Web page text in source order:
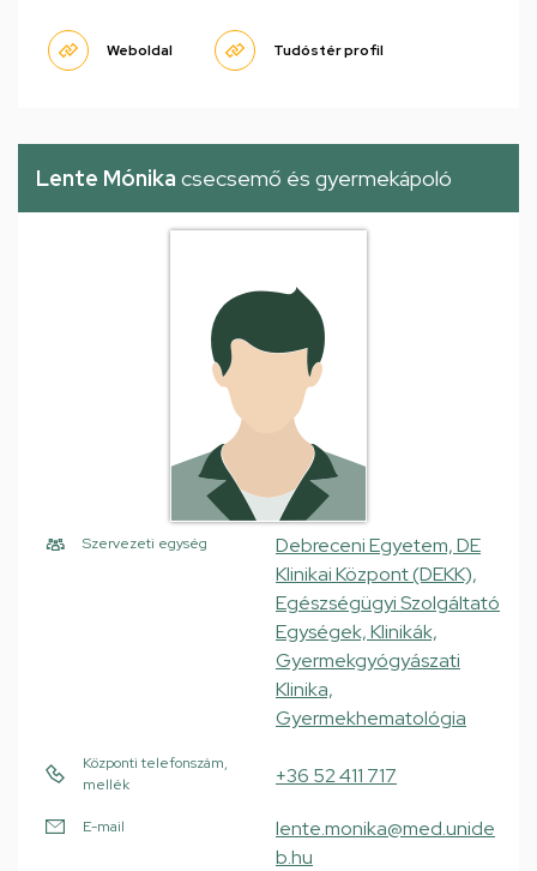
Weboldal Tudóstér profil
Lente Mónika csecsemő és gyermekápoló
Szervezeti egység
Debreceni Egyetem, DE
Klinikai Központ (DEKK),
Egészségügyi Szolgáltató
Egységek, Klinikák,
Gyermekgyógyászati
Klinika,
Gyermekhematológia
Központi telefonszám,
mellék
+36 52 411 717
E-mail
lente.monika@med.unide
b.hu